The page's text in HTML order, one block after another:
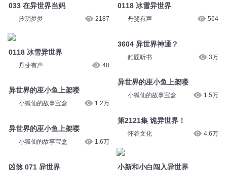
033 在异世界当妈
汐玥梦梦 2187
0118 冰雪异世界
丹斐有声 48
异世界的巫小鱼上架喽
小狐仙的故事宝盒 1.2万
异世界的巫小鱼上架喽
小狐仙的故事宝盒 1.6万
凶煞 071 异世界
0118 冰雪异世界
丹斐有声 564
3604 异世界神通？
酷匠听书 3万
异世界的巫小鱼上架喽
小狐仙的故事宝盒 1.5万
第2121集 诡异世界！
怀谷文化 4.6万
小新和小白闯入异世界